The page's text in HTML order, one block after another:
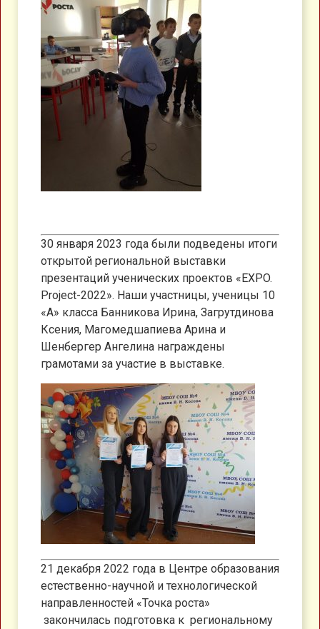
30 января 2023 года были подведены итоги
открытой региональной выставки
презентаций ученических проектов «EXPO.
Project-2022». Наши участницы, ученицы 10
«А» класса Банникова Ирина, Загрутдинова
Ксения, Магомедшапиева Арина и
Шенбергер Ангелина награждены
грамотами за участие в выставке.
21 декабря 2022 года в Центре образования
естественно-научной и технологической
направленностей «Точка роста»
закончилась подготовка к региональному